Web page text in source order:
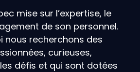
mise sur l’expertise, le
de son personnel.
nous recherchons des
curieuses,
défis et qui sont dotées